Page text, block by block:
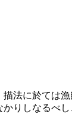
法に於ては
りしなるべ